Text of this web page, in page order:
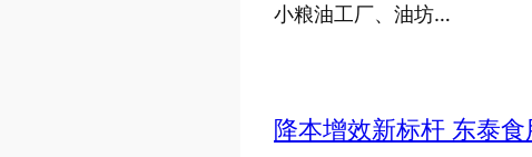
小粮油工厂、油坊…
降本增效新标杆 东泰